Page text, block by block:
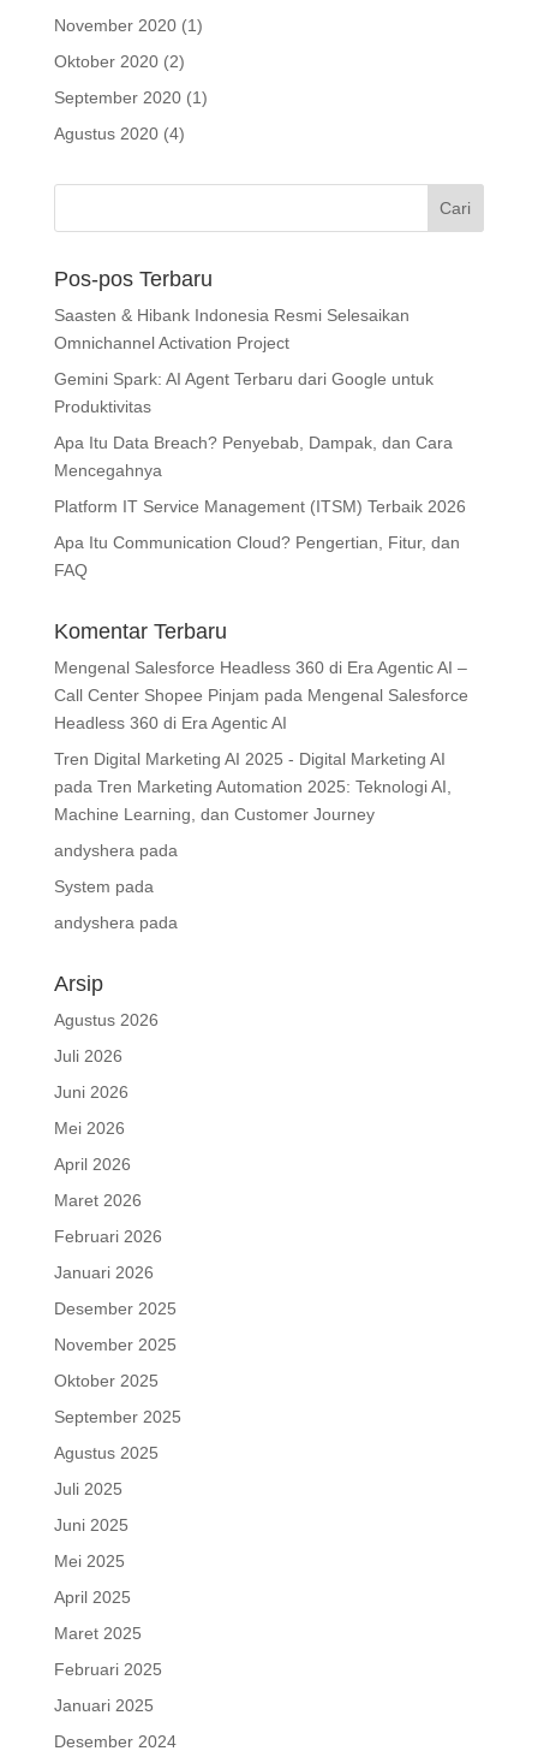
November 2020(1)
Oktober 2020(2)
September 2020(1)
Agustus 2020(4)
Pos-pos Terbaru
Saasten & Hibank Indonesia Resmi Selesaikan
Omnichannel Activation Project
Gemini Spark: AI Agent Terbaru dari Google untuk
Produktivitas
Apa Itu Data Breach? Penyebab, Dampak, dan Cara
Mencegahnya
Platform IT Service Management (ITSM) Terbaik 2026
Apa Itu Communication Cloud? Pengertian, Fitur, dan
FAQ
Komentar Terbaru
Mengenal Salesforce Headless 360 di Era Agentic AI –
Call Center Shopee Pinjam pada Mengenal Salesforce
Headless 360 di Era Agentic AI
Tren Digital Marketing AI 2025 - Digital Marketing AI
pada Tren Marketing Automation 2025: Teknologi AI,
Machine Learning, dan Customer Journey
andyshera pada
System pada
andyshera pada
Arsip
Agustus 2026
Juli 2026
Juni 2026
Mei 2026
April 2026
Maret 2026
Februari 2026
Januari 2026
Desember 2025
November 2025
Oktober 2025
September 2025
Agustus 2025
Juli 2025
Juni 2025
Mei 2025
April 2025
Maret 2025
Februari 2025
Januari 2025
Desember 2024